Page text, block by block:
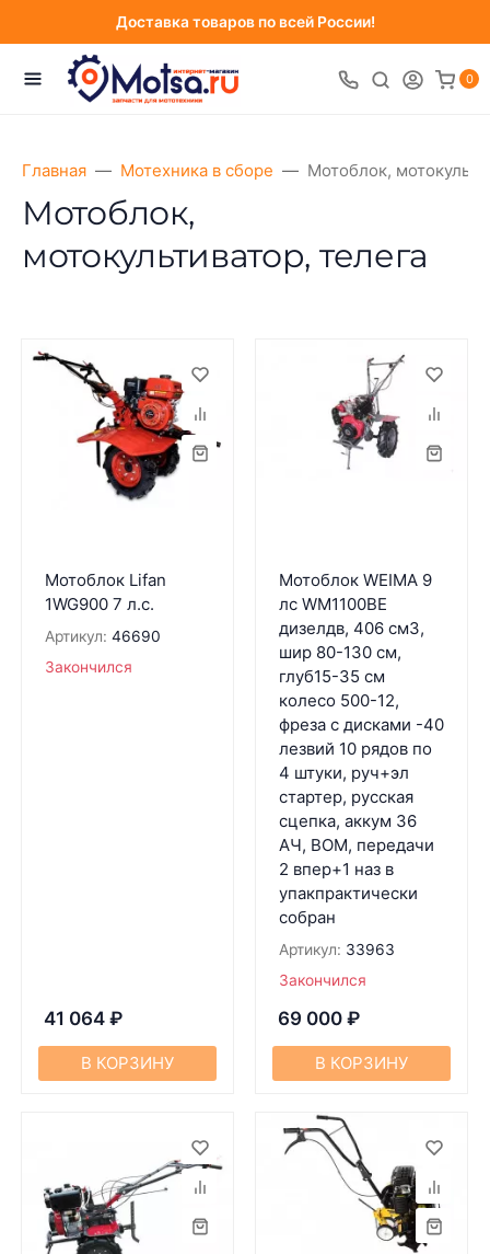
Доставка товаров по всей России!
0
Главная Мотехника в сборе Мотоблок,
Мотоблок,
мотокультиватор, телега
Мотоблок Lifan
1WG900 7 л.с.
Артикул: 46690
Закончился
41 064 ₽
В КОРЗИНУ
Мотоблок WEIMA 9
лс WM1100BE
дизелдв, 406 см3,
шир 80-130 см,
глуб15-35 см
колесо 500-12,
фреза с дисками -40
лезвий 10 рядов по
4 штуки, руч+эл
стартер, русская
сцепка, аккум 36
АЧ, ВОМ, передачи
2 впер+1 наз в
упакпрактически
собран
Артикул: 33963
Закончился
69 000 ₽
В КОРЗИНУ